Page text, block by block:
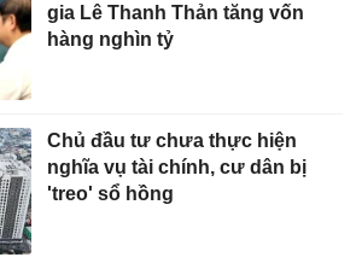
gia Lê Thanh Thản tăng vốn
hàng nghìn tỷ
Chủ đầu tư chưa thực hiện
nghĩa vụ tài chính, cư dân bị
'treo' sổ hồng